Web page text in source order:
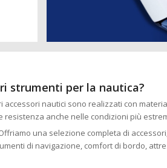
strumenti per la nautica?
accessori nautici sono realizzati con
resistenza anche nelle condizioni più
una selezione completa di
di navigazione, comfort di bordo,